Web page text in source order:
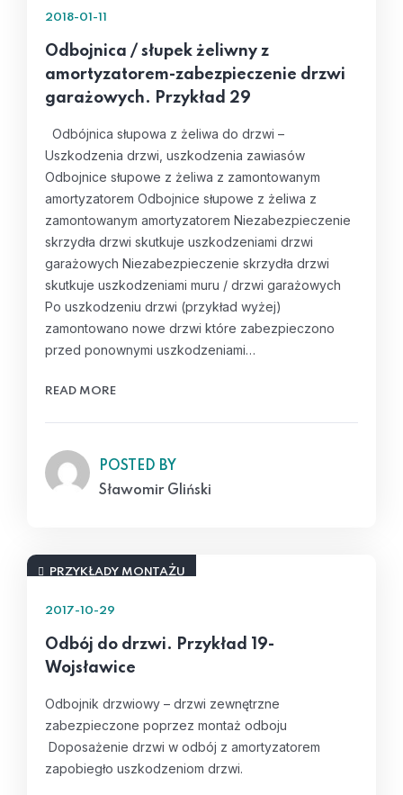
2018-01-11
Odbojnica / słupek żeliwny z
amortyzatorem-zabezpieczenie drzwi
garażowych. Przykład 29
Odbójnica słupowa z żeliwa do drzwi –
Uszkodzenia drzwi, uszkodzenia zawiasów
Odbojnice słupowe z żeliwa z zamontowanym
amortyzatorem Odbojnice słupowe z żeliwa z
zamontowanym amortyzatorem Niezabezpieczenie
skrzydła drzwi skutkuje uszkodzeniami drzwi
garażowych Niezabezpieczenie skrzydła drzwi
skutkuje uszkodzeniami muru / drzwi garażowych
Po uszkodzeniu drzwi (przykład wyżej)
zamontowano nowe drzwi które zabezpieczono
przed ponownymi uszkodzeniami…
READ MORE
POSTED BY
Sławomir Gliński
PRZYKŁADY MONTAŻU
2017-10-29
Odbój do drzwi. Przykład 19-
Wojsławice
Odbojnik drzwiowy – drzwi zewnętrzne
zabezpieczone poprzez montaż odboju
Doposażenie drzwi w odbój z amortyzatorem
zapobiegło uszkodzeniom drzwi.